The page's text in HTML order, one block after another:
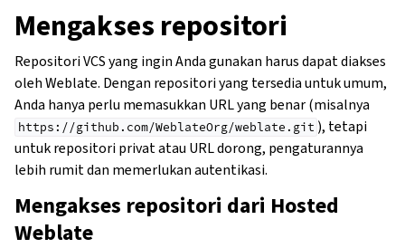
Mengakses repositori
Repositori VCS yang ingin Anda gunakan harus dapat diakses
oleh Weblate. Dengan repositori yang tersedia untuk umum,
Anda hanya perlu memasukkan URL yang benar (misalnya
https://github.com/WeblateOrg/weblate.git ), tetapi
untuk repositori privat atau URL dorong, pengaturannya
lebih rumit dan memerlukan autentikasi.
Mengakses repositori dari Hosted
Weblate